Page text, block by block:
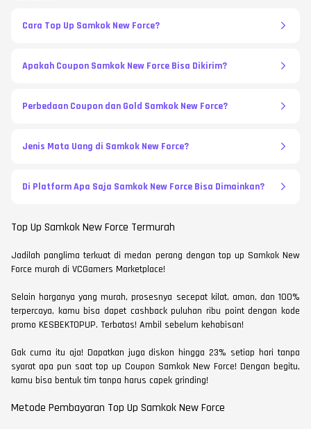
Cara Top Up Samkok New Force?
Apakah Coupon Samkok New Force Bisa Dikirim?
Perbedaan Coupon dan Gold Samkok New Force?
Jenis Mata Uang di Samkok New Force?
Di Platform Apa Saja Samkok New Force Bisa Dimainkan?
Top Up Samkok New Force Termurah
Jadilah panglima terkuat di medan perang dengan top up Samkok New
Force murah di VCGamers Marketplace!
Selain harganya yang murah, prosesnya secepat kilat, aman, dan 100%
terpercaya, kamu bisa dapet cashback puluhan ribu point dengan kode
promo KESBEKTOPUP. Terbatas! Ambil sebelum kehabisan!
Gak cuma itu aja! Dapatkan juga diskon hingga 23% setiap hari tanpa
syarat apa pun saat top up Coupon Samkok New Force! Dengan begitu,
kamu bisa bentuk tim tanpa harus capek grinding!
Metode Pembayaran Top Up Samkok New Force